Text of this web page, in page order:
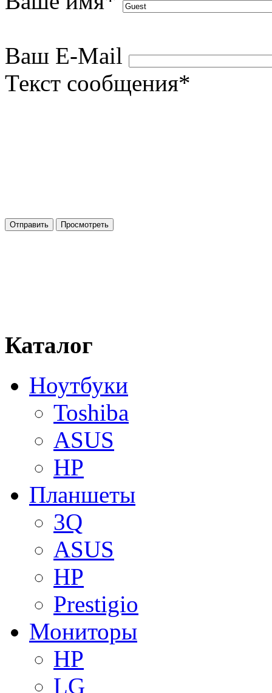
Ваш E-Mail
Текст сообщения*
Каталог
Ноутбуки
Toshiba
ASUS
HP
Планшеты
3Q
ASUS
HP
Prestigio
Мониторы
HP
LG